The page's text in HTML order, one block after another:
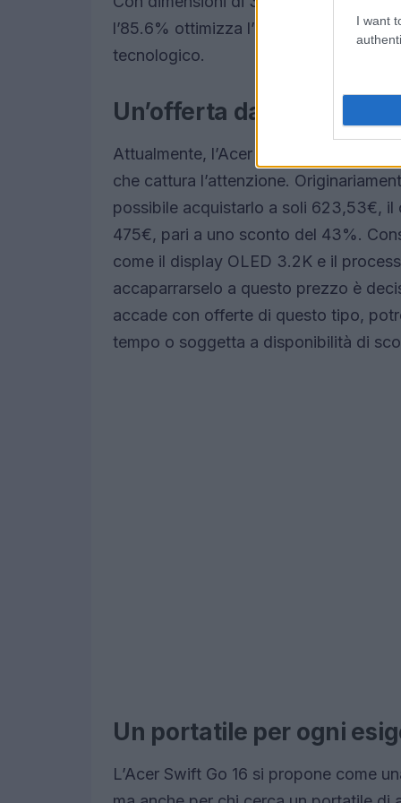
I want
l’85.6% ottimizza l’esperienza
tecnologico.
Un’offerta da non perdere
Attualmente, l’Acer Swift Go 16
che cattura l’attenzione.
possibile acquistarlo a soli 623,53€,
475€, pari a uno sconto del 43%.
come il display OLED 3.2K e il
accaparrarselo a questo prezzo è
accade con offerte di questo tipo,
tempo o soggetta a disponibilità di
Un portatile per ogni
L’Acer Swift Go 16 si propone come